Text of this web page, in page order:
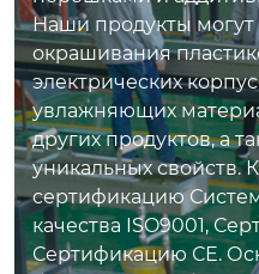
Наши продукты могут
окрашивания
электрических
увлажняющих
других продуктов, а
уникальных свойств.
сертификацию
качества ISO9001,
Сертификацию СЕ.